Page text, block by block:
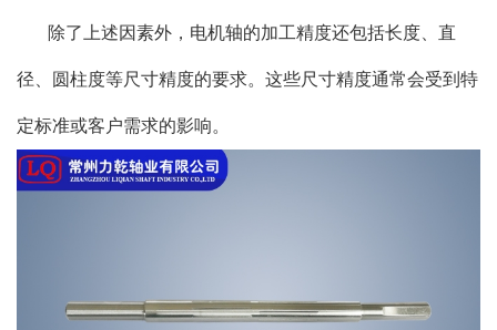
除了上述因素外，电机轴的加工精度还包括长度、直
径、圆柱度等尺寸精度的要求。这些尺寸精度通常会受到特
定标准或客户需求的影响。